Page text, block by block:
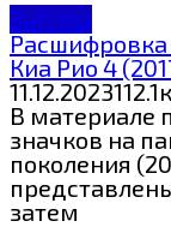
ЗнП Kia
Расшифровка
Киа Рио 4
11.12.20231
В материале
значков на
поколения
затем